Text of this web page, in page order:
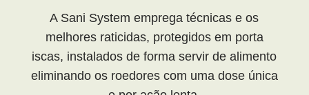
A Sani System emprega técnicas e os
melhores raticidas, protegidos em porta
iscas, instalados de forma servir de alimento
eliminando os roedores com uma dose única